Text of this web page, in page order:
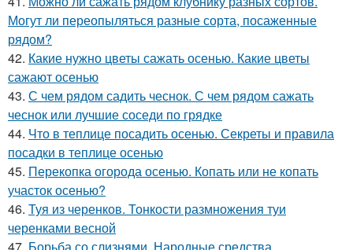
Могут ли переопыляться разные сорта, посаженные
рядом?
42. Какие нужно цветы сажать осенью. Какие цветы
сажают осенью
43. С чем рядом садить чеснок. С чем рядом сажать
чеснок или лучшие соседи по грядке
44. Что в теплице посадить осенью. Секреты и правила
посадки в теплице осенью
45. Перекопка огорода осенью. Копать или не копать
участок осенью?
46. Туя из черенков. Тонкости размножения туи
черенками весной
47. Борьба со слизнями. Народные средства